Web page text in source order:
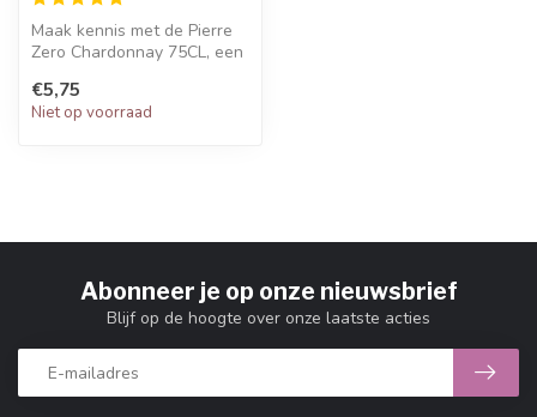
Maak kennis met de Pierre
Zero Chardonnay 75CL, een
alcoholvrije...
€5,75
Niet op voorraad
Abonneer je op onze nieuwsbrief
Blijf op de hoogte over onze laatste acties